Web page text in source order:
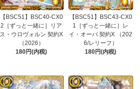
【BSC51】BSC40-CX0
2［ずっと一緒に］リア
ス・ウロヴォルン 契約X
（2026）
180円(内税)
【BSC51】BSC43-CX0
1［ずっと一緒に］レ
イ・オーバ 契約X （202
6/レリーフ）
180円(内税)